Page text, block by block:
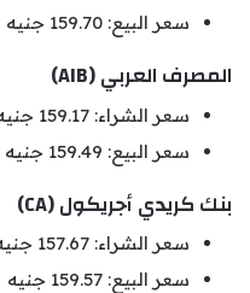
سعر البيع: 159.70 جنيه
المصرف العربي (AIB)
سعر الشراء: 159.17 جنيه
سعر البيع: 159.49 جنيه
بنك كريدي أجريكول (CA)
سعر الشراء: 157.67 جنيه
سعر البيع: 159.57 جنيه